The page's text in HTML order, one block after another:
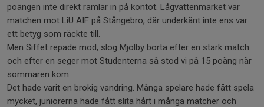
poängen inte direkt ramlar in på kontot. Lågvattenmärket var
matchen mot LiU AIF på Stångebro, där underkänt inte ens var
ett betyg som räckte till.
Men Siffet repade mod, slog Mjölby borta efter en stark match
och efter en seger mot Studenterna så stod vi på 15 poäng när
sommaren kom.
Det hade varit en brokig vandring. Många spelare hade fått spela
mycket, juniorerna hade fått slita hårt i många matcher och